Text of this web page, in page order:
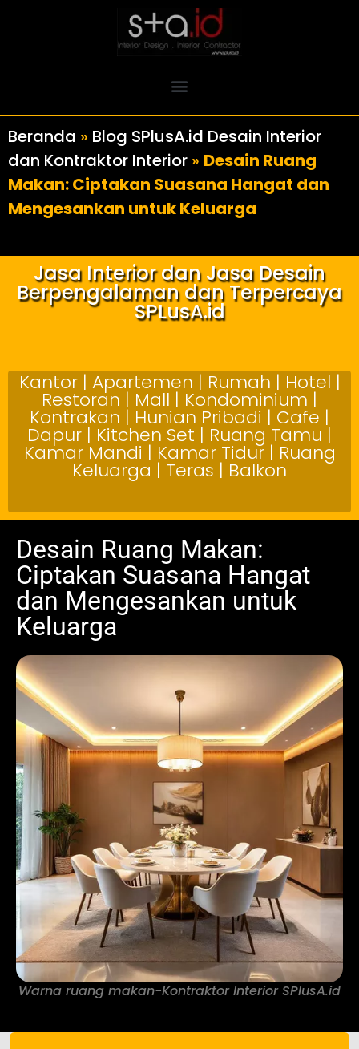
Beranda » Blog SPlusA.id Desain Interior
dan Kontraktor Interior » Desain Ruang
Makan: Ciptakan Suasana Hangat dan
Mengesankan untuk Keluarga
Jasa Interior dan Jasa Desain
Berpengalaman dan Terpercaya
SPLusA.id
Kantor | Apartemen | Rumah | Hotel |
Restoran | Mall | Kondominium |
Kontrakan | Hunian Pribadi | Cafe |
Dapur | Kitchen Set | Ruang Tamu |
Kamar Mandi | Kamar Tidur | Ruang
Keluarga | Teras | Balkon
Desain Ruang Makan:
Ciptakan Suasana Hangat
dan Mengesankan untuk
Keluarga
Warna ruang makan-Kontraktor Interior SPlusA.id